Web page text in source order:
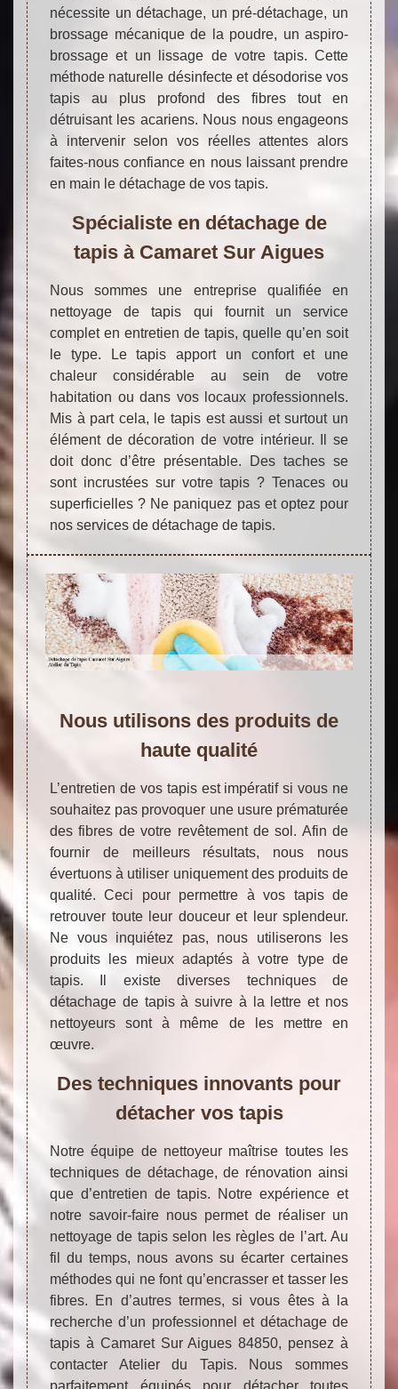
nécessite un détachage, un pré-détachage, un
brossage mécanique de la poudre, un aspiro-
brossage et un lissage de votre tapis. Cette
méthode naturelle désinfecte et désodorise vos
tapis au plus profond des fibres tout en
détruisant les acariens. Nous nous engageons
à intervenir selon vos réelles attentes alors
faites-nous confiance en nous laissant prendre
en main le détachage de vos tapis.
Spécialiste en détachage de
tapis à Camaret Sur Aigues
Nous sommes une entreprise qualifiée en
nettoyage de tapis qui fournit un service
complet en entretien de tapis, quelle qu’en soit
le type. Le tapis apport un confort et une
chaleur considérable au sein de votre
habitation ou dans vos locaux professionnels.
Mis à part cela, le tapis est aussi et surtout un
élément de décoration de votre intérieur. Il se
doit donc d’être présentable. Des taches se
sont incrustées sur votre tapis ? Tenaces ou
superficielles ? Ne paniquez pas et optez pour
nos services de détachage de tapis.
Nous utilisons des produits de
haute qualité
L’entretien de vos tapis est impératif si vous ne
souhaitez pas provoquer une usure prématurée
des fibres de votre revêtement de sol. Afin de
fournir de meilleurs résultats, nous nous
évertuons à utiliser uniquement des produits de
qualité. Ceci pour permettre à vos tapis de
retrouver toute leur douceur et leur splendeur.
Ne vous inquiétez pas, nous utiliserons les
produits les mieux adaptés à votre type de
tapis. Il existe diverses techniques de
détachage de tapis à suivre à la lettre et nos
nettoyeurs sont à même de les mettre en
œuvre.
Des techniques innovants pour
détacher vos tapis
Notre équipe de nettoyeur maîtrise toutes les
techniques de détachage, de rénovation ainsi
que d’entretien de tapis. Notre expérience et
notre savoir-faire nous permet de réaliser un
nettoyage de tapis selon les règles de l’art. Au
fil du temps, nous avons su écarter certaines
méthodes qui ne font qu’encrasser et tasser les
fibres. En d’autres termes, si vous êtes à la
recherche d’un professionnel et détachage de
tapis à Camaret Sur Aigues 84850, pensez à
contacter Atelier du Tapis. Nous sommes
parfaitement équipés pour détacher toutes